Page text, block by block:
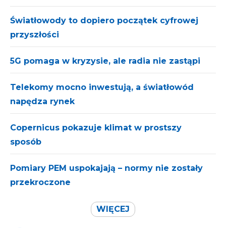
Światłowody to dopiero początek cyfrowej
przyszłości
5G pomaga w kryzysie, ale radia nie zastąpi
Telekomy mocno inwestują, a światłowód
napędza rynek
Copernicus pokazuje klimat w prostszy
sposób
Pomiary PEM uspokajają – normy nie zostały
przekroczone
WIĘCEJ